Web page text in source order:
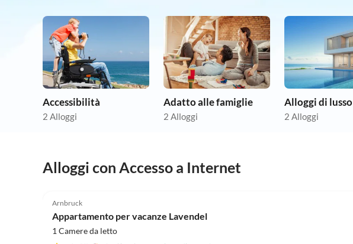
Accessibilità
2 Alloggi
Adatto alle famiglie
2 Alloggi
Alloggi di lusso
2 Alloggi
Alloggi con Accesso a Internet
Arnbruck
Appartamento per vacanze Lavendel
1 Camere da letto